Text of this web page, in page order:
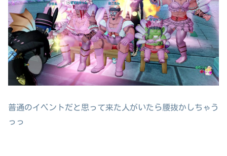
普通のイベントだと思って来た人がいたら腰抜かしちゃう
っっ